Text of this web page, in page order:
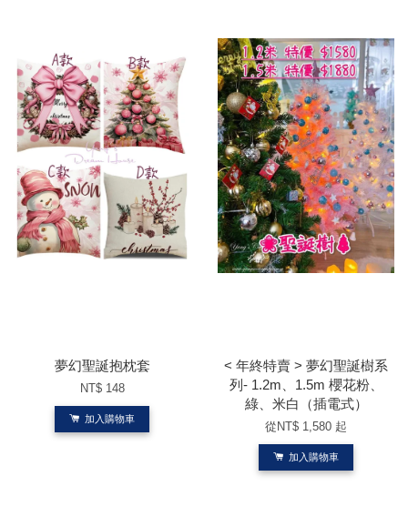
夢幻聖誕抱枕套
NT$ 148
加入購物車
< 年終特賣 > 夢幻聖誕樹系
列- 1.2m、1.5m 櫻花粉、
綠、米白（插電式）
從NT$ 1,580 起
加入購物車